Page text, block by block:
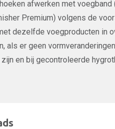
afwerken met
Premium) volgens de
dezelfde voegproducten in
als er geen
en bij gecontroleerde